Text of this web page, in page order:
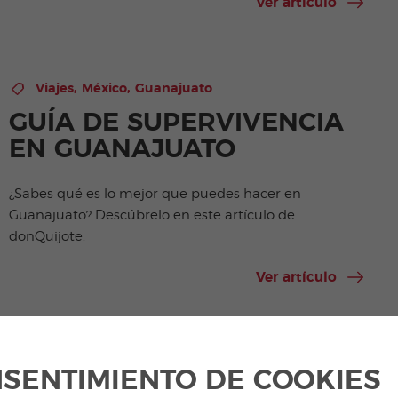
Viajes, México, Guanajuato
GUÍA DE SUPERVIVENCIA
EN GUANAJUATO
¿Sabes qué es lo mejor que puedes hacer en
Guanajuato? Descúbrelo en este artículo de
donQuijote.
Ver artículo
DE COOKIES